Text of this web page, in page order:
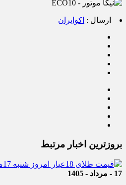
ارسال : اکوایران
بروزترین اخبار مرتبط
17 - مرداد - 1405